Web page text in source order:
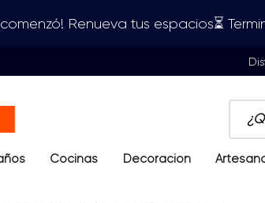
Renueva tus espacios⏳
¿Qué
Términos más buscados
Cocinas Decoración